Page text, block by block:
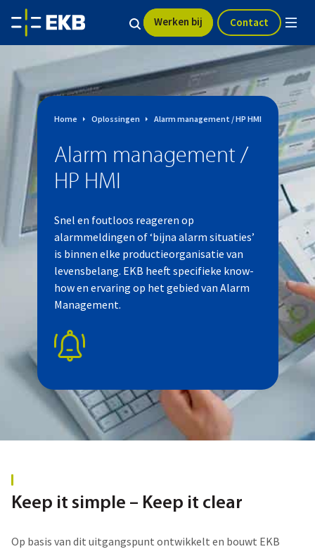
Werken bij Contact
Home Oplossingen Alarm management / HP HMI
Alarm management /
HP HMI
Snel en foutloos reageren op
alarmmeldingen of ‘bijna alarm situaties’
is binnen elke productieorganisatie van
levensbelang. EKB heeft specifieke know-
how en ervaring op het gebied van Alarm
Management.
Keep it simple – Keep it clear
Op basis van dit uitgangspunt ontwikkelt en bouwt EKB